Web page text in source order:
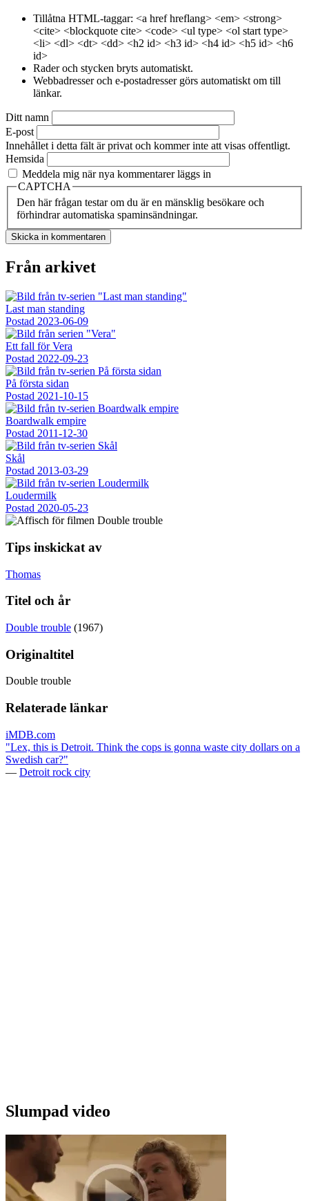
Tillåtna HTML-taggar: <a href hreflang> <em> <strong>
<cite> <blockquote cite> <code> <ul type> <ol start type>
<li> <dl> <dt> <dd> <h2 id> <h3 id> <h4 id> <h5 id> <h6
id>
Rader och stycken bryts automatiskt.
Webbadresser och e-postadresser görs automatiskt om till
länkar.
Ditt namn
E-post
Innehållet i detta fält är privat och kommer inte att visas offentligt.
Hemsida
Meddela mig när nya kommentarer läggs in
CAPTCHA
Den här frågan testar om du är en mänsklig besökare och
förhindrar automatiska spaminsändningar.
Från arkivet
Last man standing
Postad 2023-06-09
Ett fall för Vera
Postad 2022-09-23
På första sidan
Postad 2021-10-15
Boardwalk empire
Postad 2011-12-30
Skål
Postad 2013-03-29
Loudermilk
Postad 2020-05-23
Tips inskickat av
Thomas
Titel och år
Double trouble (1967)
Originaltitel
Double trouble
Relaterade länkar
iMDB.com
"Lex, this is Detroit. Think the cops is gonna waste city dollars on a
Swedish car?"
— Detroit rock city
Slumpad video